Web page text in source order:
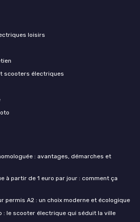
loisirs
scooters électriques
: avantages, démarches et
à partir de 1 euro par jour : comment ça
permis A2 : un choix moderne et écologique
: le scooter électrique qui séduit la ville